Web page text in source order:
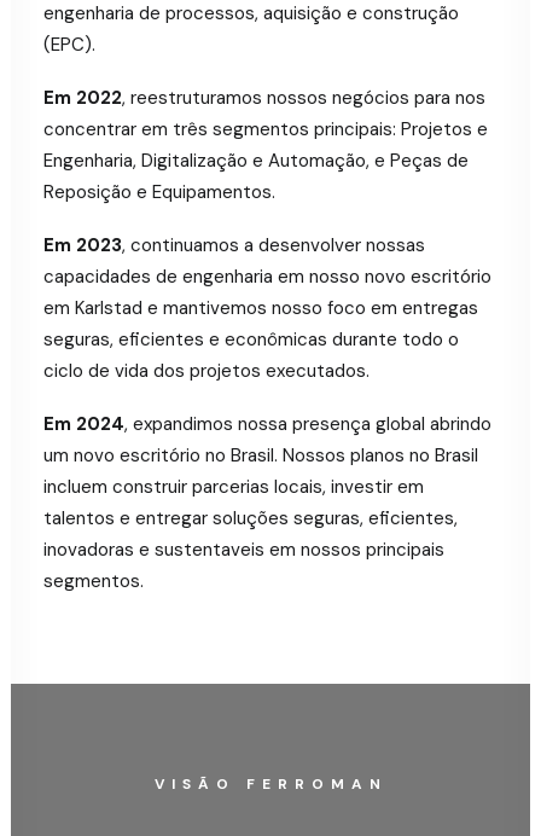
engenharia de processos, aquisição e construção
(EPC).
Em 2022, reestruturamos nossos negócios para nos
concentrar em três segmentos principais: Projetos e
Engenharia, Digitalização e Automação, e Peças de
Reposição e Equipamentos.
Em 2023, continuamos a desenvolver nossas
capacidades de engenharia em nosso novo escritório
em Karlstad e mantivemos nosso foco em entregas
seguras, eficientes e econômicas durante todo o
ciclo de vida dos projetos executados.
Em 2024, expandimos nossa presença global abrindo
um novo escritório no Brasil. Nossos planos no Brasil
incluem construir parcerias locais, investir em
talentos e entregar soluções seguras, eficientes,
inovadoras e sustentaveis em nossos principais
segmentos.
VISÃO FERROMAN